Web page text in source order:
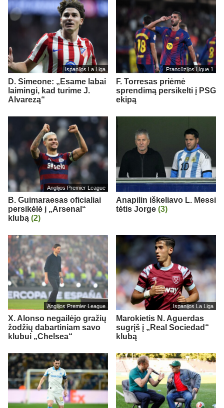
Ispanijos La Liga
D. Simeone: „Esame labai
laimingi, kad turime J.
Alvarezą“
Prancūzijos Ligue 1
F. Torresas priėmė
sprendimą persikelti į PSG
ekipą
Anglijos Premier League
B. Guimaraesas oficialiai
persikėlė į „Arsenal“
klubą (2)
Anapilin iškeliavo L. Messi
tėtis Jorge (3)
Anglijos Premier League
X. Alonso negailėjo gražių
žodžių dabartiniam savo
klubui „Chelsea“
Ispanijos La Liga
Marokietis N. Aguerdas
sugrįš į „Real Sociedad“
klubą